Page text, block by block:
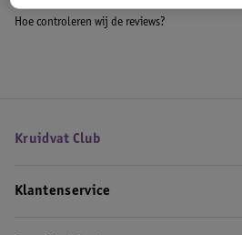
Hoe controleren wij de reviews?
Kruidvat Club
Klantenservice